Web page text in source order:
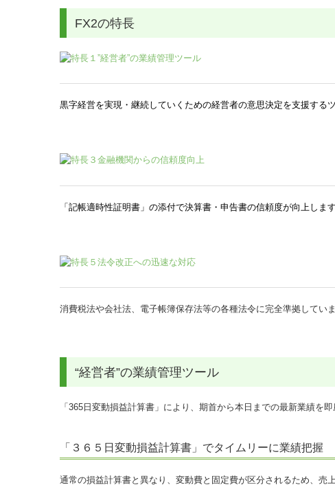
FX2の特長
黒字経営を実現・継続していくための経営者の意思決定を支援するツ
「記帳適時性証明書」の添付で決算書・申告書の信頼度が向上します
消費税法や会社法、電子帳簿保存法等の各種法令に完全準拠していま
“経営者”の業績管理ツール
「365日変動損益計算書」により、期首から本日までの最新業績を
「３６５日変動損益計算書」でタイムリーに業績把握
通常の損益計算書と異なり、変動費と固定費が区分されるため、